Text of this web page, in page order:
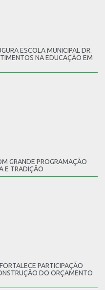
ESCOLA MUNICIPAL DR.
NA EDUCAÇÃO EM
GRANDE PROGRAMAÇÃO
E TRADIÇÃO
PARTICIPAÇÃO
DO ORÇAMENTO